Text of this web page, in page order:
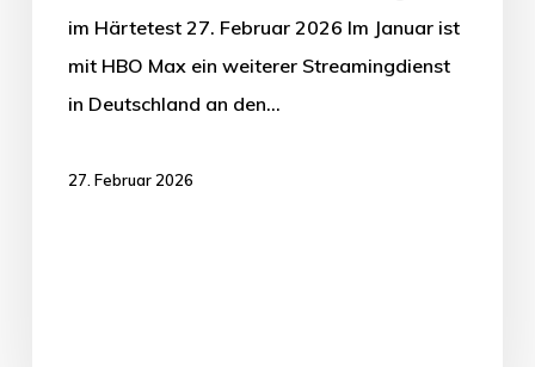
im Härtetest 27. Februar 2026 Im Januar ist
mit HBO Max ein weiterer Streamingdienst
in Deutschland an den…
27. Februar 2026